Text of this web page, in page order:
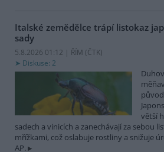
Italské zemědělce trápí listokaz
sady
5.8.2026 01:12 | ŘÍM (ČTK)
Diskuse: 2
větší
sadech a vinicích a zanechávají za sebou
mřížkami, což oslabuje rostliny a snižuje
AP.